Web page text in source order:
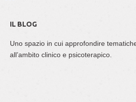
IL BLOG
Uno spazio in cui approfondire
all’ambito clinico e psicoterapico.